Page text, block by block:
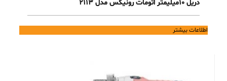
دریل 10میلیمتر اتومات رونیکس مدل 2113
اطلاعات بیشتر